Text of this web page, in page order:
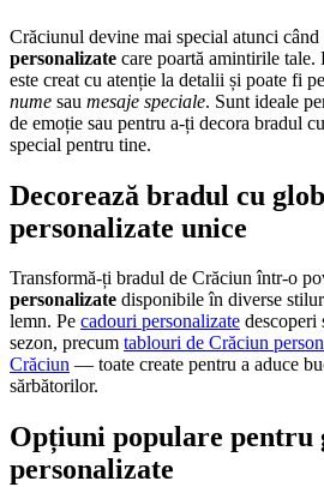
Crăciunul devine mai special atunci când
personalizate care poartă amintirile tale.
este creat cu atenție la detalii și poate fi
nume sau mesaje speciale. Sunt ideale
de emoție sau pentru a-ți decora bradul
special pentru tine.
Decorează bradul cu
personalizate unice
Transformă-ți bradul de Crăciun într-o
personalizate disponibile în diverse
lemn. Pe cadouri personalizate descoperi
sezon, precum tablouri de Crăciun
Crăciun — toate create pentru a aduce
sărbătorilor.
Opțiuni populare pentru
personalizate